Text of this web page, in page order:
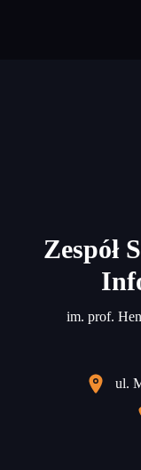
Zespół
im. prof.
ul.